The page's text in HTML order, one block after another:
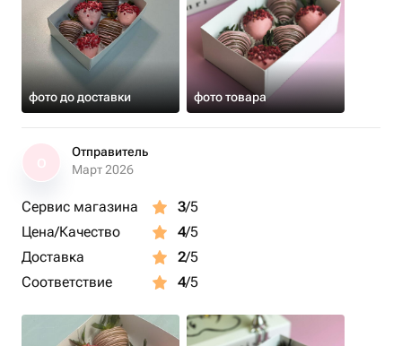
фото до доставки фото товара
Отправитель
Март 2026
Сервис магазина 3/5
Цена/Качество
4/5
Доставка
2/5
Соответствие
4/5